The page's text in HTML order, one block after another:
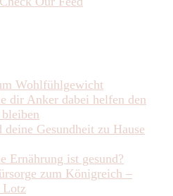
Wohlfühlgewicht
dir Anker dabei helfen den
Gesundheit zu Hause
Ernährung ist gesund?
zum Königreich –
Lotz